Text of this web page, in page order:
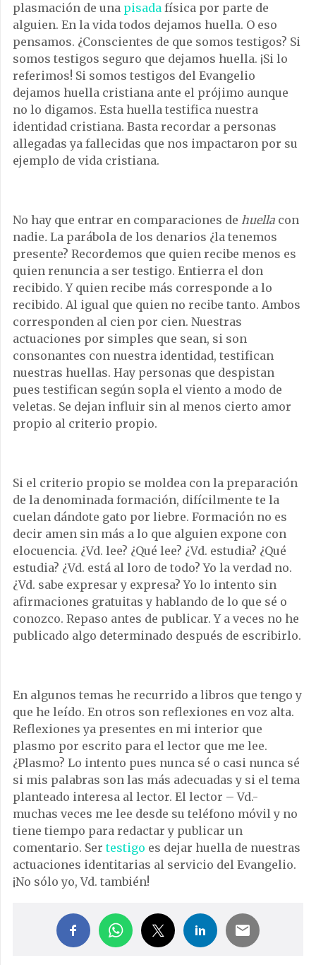
plasmación de una pisada física por parte de
alguien. En la vida todos dejamos huella. O eso
pensamos. ¿Conscientes de que somos testigos? Si
somos testigos seguro que dejamos huella. ¡Si lo
referimos! Si somos testigos del Evangelio
dejamos huella cristiana ante el prójimo aunque
no lo digamos. Esta huella testifica nuestra
identidad cristiana. Basta recordar a personas
allegadas ya fallecidas que nos impactaron por su
ejemplo de vida cristiana.
No hay que entrar en comparaciones de huella con
nadie. La parábola de los denarios ¿la tenemos
presente? Recordemos que quien recibe menos es
quien renuncia a ser testigo. Entierra el don
recibido. Y quien recibe más corresponde a lo
recibido. Al igual que quien no recibe tanto. Ambos
corresponden al cien por cien. Nuestras
actuaciones por simples que sean, si son
consonantes con nuestra identidad, testifican
nuestras huellas. Hay personas que despistan
pues testifican según sopla el viento a modo de
veletas. Se dejan influir sin al menos cierto amor
propio al criterio propio.
Si el criterio propio se moldea con la preparación
de la denominada formación, difícilmente te la
cuelan dándote gato por liebre. Formación no es
decir amen sin más a lo que alguien expone con
elocuencia. ¿Vd. lee? ¿Qué lee? ¿Vd. estudia? ¿Qué
estudia? ¿Vd. está al loro de todo? Yo la verdad no.
¿Vd. sabe expresar y expresa? Yo lo intento sin
afirmaciones gratuitas y hablando de lo que sé o
conozco. Repaso antes de publicar. Y a veces no he
publicado algo determinado después de escribirlo.
En algunos temas he recurrido a libros que tengo y
que he leído. En otros son reflexiones en voz alta.
Reflexiones ya presentes en mi interior que
plasmo por escrito para el lector que me lee.
¿Plasmo? Lo intento pues nunca sé o casi nunca sé
si mis palabras son las más adecuadas y si el tema
planteado interesa al lector. El lector – Vd.-
muchas veces me lee desde su teléfono móvil y no
tiene tiempo para redactar y publicar un
comentario. Sertestigo es dejar huella de nuestras
actuaciones identitarias al servicio del Evangelio.
¡No sólo yo, Vd. también!